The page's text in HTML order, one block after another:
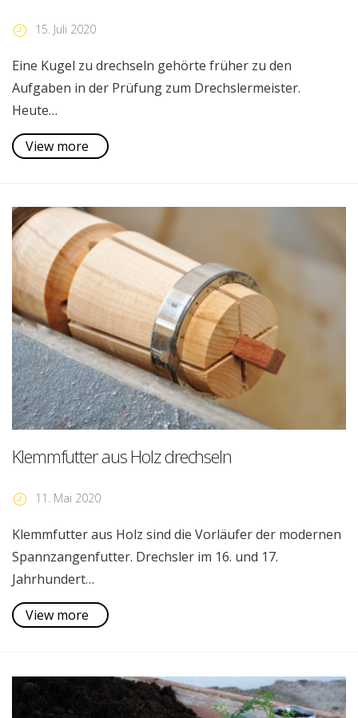
15. Juli 2020
Eine Kugel zu drechseln gehörte früher zu den
Aufgaben in der Prüfung zum Drechslermeister.
Heute…
View more
Klemmfutter aus Holz drechseln
11. Mai 2020
Klemmfutter aus Holz sind die Vorläufer der modernen
Spannzangenfutter. Drechsler im 16. und 17.
Jahrhundert…
View more